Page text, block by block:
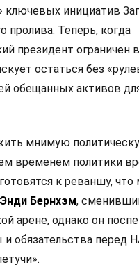
ключевых инициатив
пролива. Теперь, когда
президент ограничен в
остаться без
обещанных активов
мнимую
временем политики
к реваншу,
Энди Бернхэм,
арене, однако он
обязательства перед